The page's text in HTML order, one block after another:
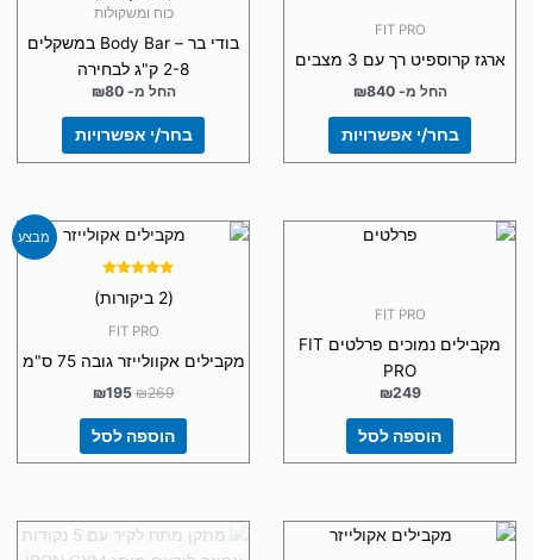
FIT PRO
ארגז קרוספיט רך עם 3 מצבים
החל מ- ₪840
בחר/י אפשרויות
ניתן
לבחור
את
בעמוד
המוצר
מתוך 5
כוח ומשקולות
בודי בר – Body Bar במשקלים
2-8 ק"ג לבחירה
החל מ- ₪80
בחר/י אפשרויות
סוגים.
לבחור
את
בעמוד
המוצר
FIT PRO
מקבילים נמוכים פרלטים FIT
PRO
₪249
הוספה לסל
מבצע
5.00
(2 ביקורות)
FIT PRO
מקבילים אקוולייזר גובה 75 ס"מ
₪269
המחיר
המקורי
היה:
₪195
המחיר
הנוכחי
הוספה לסל